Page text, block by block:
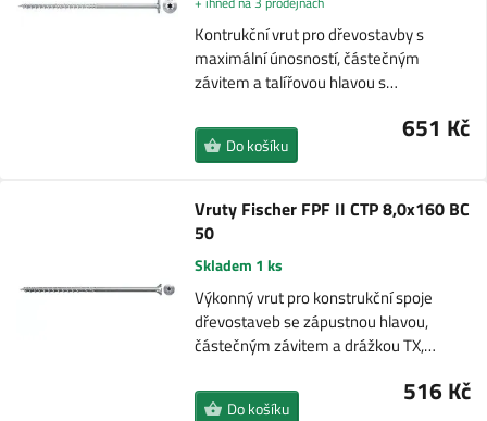
Kontrukční vrut pro dřevostavby s
maximální únosností, částečným
závitem a talířovou hlavou s…
651 Kč
Do košíku
Vruty Fischer FPF II CTP 8,0x160 BC
50
Skladem 1 ks
Výkonný vrut pro konstrukční spoje
dřevostaveb se zápustnou hlavou,
částečným závitem a drážkou TX,…
516 Kč
Do košíku